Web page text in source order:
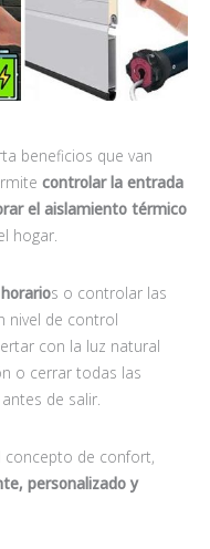
beneficios que van
controlar la entrada
el aislamiento térmico
hogar.
s o controlar las
nivel de control
con la luz natural
o cerrar todas las
de salir.
concepto de confort,
personalizado y